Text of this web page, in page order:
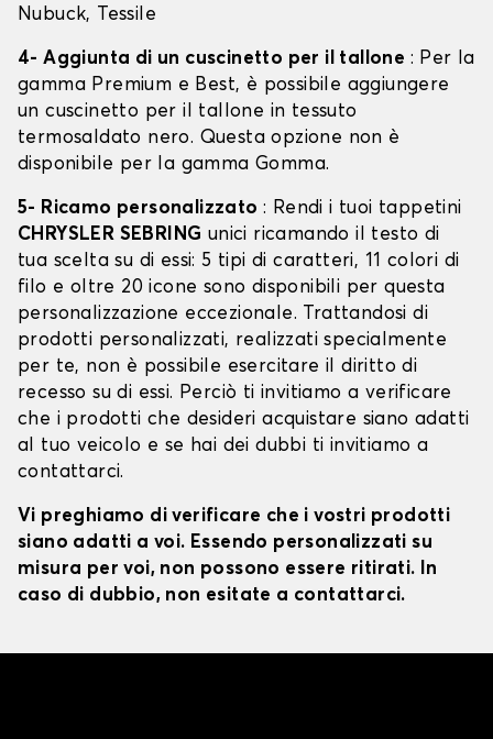
Nubuck, Tessile
4- Aggiunta di un cuscinetto per il tallone : Per la
gamma Premium e Best, è possibile aggiungere
un cuscinetto per il tallone in tessuto
termosaldato nero. Questa opzione non è
disponibile per la gamma Gomma.
5- Ricamo personalizzato : Rendi i tuoi tappetini
CHRYSLER SEBRING unici ricamando il testo di
tua scelta su di essi: 5 tipi di caratteri, 11 colori di
filo e oltre 20 icone sono disponibili per questa
personalizzazione eccezionale. Trattandosi di
prodotti personalizzati, realizzati specialmente
per te, non è possibile esercitare il diritto di
recesso su di essi. Perciò ti invitiamo a verificare
che i prodotti che desideri acquistare siano adatti
al tuo veicolo e se hai dei dubbi ti invitiamo a
contattarci.
Vi preghiamo di verificare che i vostri prodotti
siano adatti a voi. Essendo personalizzati su
misura per voi, non possono essere ritirati. In
caso di dubbio, non esitate a contattarci.